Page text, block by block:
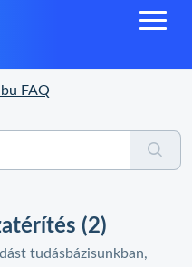
FAQ
(2)
tudásbázisunkban,